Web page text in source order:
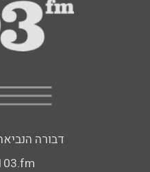
דבורה הנביאה 6, רמת